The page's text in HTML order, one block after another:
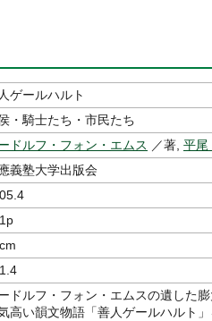
ゲールハルト
・騎士たち・市民たち
ドルフ・フォン・エムス ／著, 平尾
義塾大学出版会
ドルフ・フォン・エムスの遺した
高い韻文物語「善人ゲールハルト